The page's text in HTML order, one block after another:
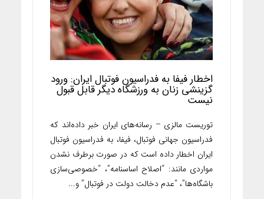
اخطار فیفا به فدراسیون فوتبال ایران: ورود
گزینشی زنان به ورزشگاه دیگر قابل قبول
نیست
توریست مالزی – رسانه‌های ایران خبر داده‌اند که
فدراسیون جهانی فوتبال، فیفا، به فدراسیون فوتبال
ایران اخطار داده است که در صورت برطرف نشدن
مواردی مانند: “اصلاح اساسنامه”، “خصوصی‌سازی
باشگاه‌ها”، “عدم دخالت دولت در فوتبال” و...